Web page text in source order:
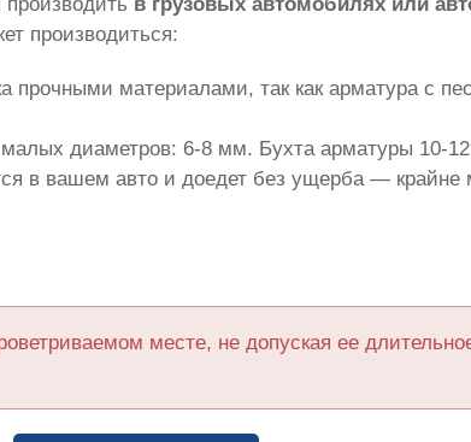
производиться:
прочными материалами, так как арматура с
диаметров: 6-8 мм. Бухта арматуры 10-
в вашем авто и доедет без ущерба — крайне
месте, не допуская ее